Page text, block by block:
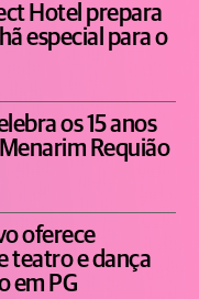
Hotel prepara
especial para o
os 15 anos
Requião
oferece
teatro e dança
em PG